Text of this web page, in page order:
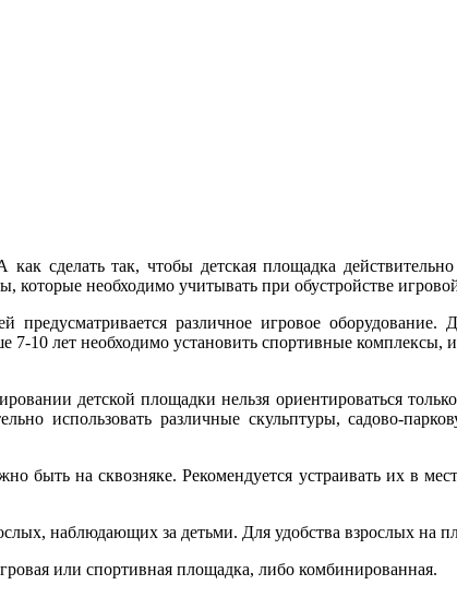
как сделать так, чтобы детская площадка
которые необходимо учитывать при обустройстве
предусматривается различное игровое
10 лет необходимо установить спортивные
детской площадки нельзя ориентироваться
использовать различные скульптуры, садово-
быть на сквозняке. Рекомендуется устраивать их в
наблюдающих за детьми. Для удобства взрослых на
или спортивная площадка, либо комбинированная.